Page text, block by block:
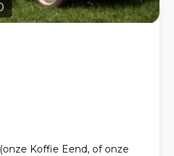
Koffie Eend, of onze